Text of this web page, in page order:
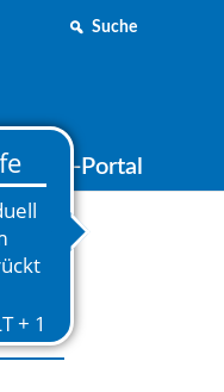
Suche
Online-Portal